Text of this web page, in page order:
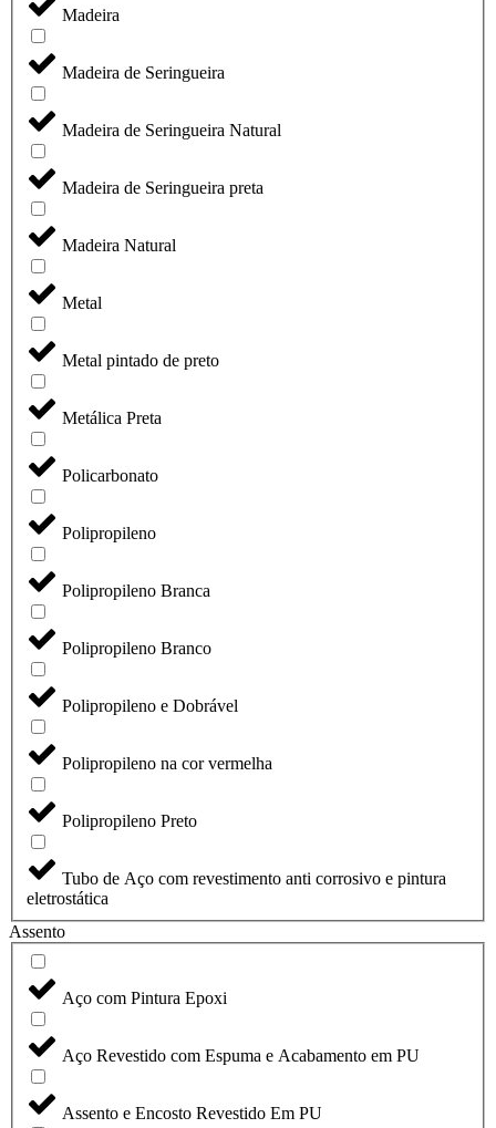
Madeira
Madeira de Seringueira
Madeira de Seringueira Natural
Madeira de Seringueira preta
Madeira Natural
Metal
Metal pintado de preto
Metálica Preta
Policarbonato
Polipropileno
Polipropileno Branca
Polipropileno Branco
Polipropileno e Dobrável
Polipropileno na cor vermelha
Polipropileno Preto
Tubo de Aço com revestimento anti corrosivo e pintura
eletrostática
Assento
Aço com Pintura Epoxi
Aço Revestido com Espuma e Acabamento em PU
Assento e Encosto Revestido Em PU